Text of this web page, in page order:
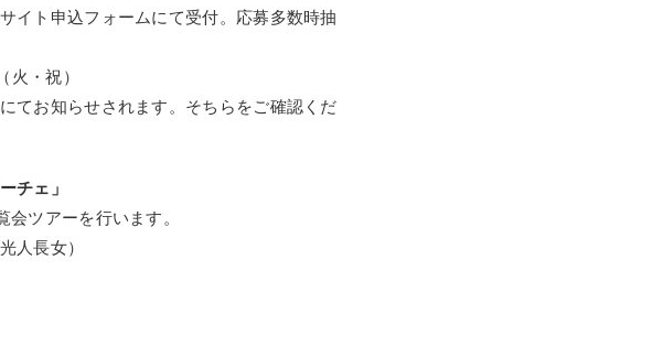
イト申込フォームにて受付。応募多数時抽
火・祝）
てお知らせされます。そちらをご確認くだ
チェ」
ツアーを行います。
人長女）